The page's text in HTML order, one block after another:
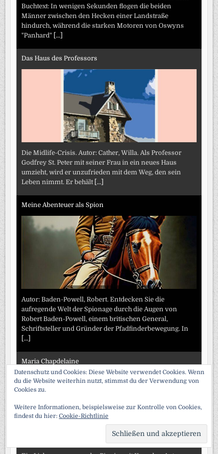
Buchtext: In wenigen Sekunden flogen die beiden
Männer zwischen den Hecken einer Landstraße
hindurch, während die starken Motoren von Oswyns
"Panhard" [...]
Das Haus des Professors
Die Midlife-Crisis. Autor: Cather, Willa. Als Professor
Godfrey St. Peter mit seiner Frau in ein neues Haus
umzieht, wird er unzufrieden mit dem Weg, den sein
Leben nimmt. Er behält [...]
Meine Abenteuer als Spion
Autor: Baden-Powell, Robert. Entdecken Sie die
aufregende Welt der Spionage durch die Augen von
Robert Baden-Powell, einem britischen General,
Schriftsteller und Gründer der Pfadfinderbewegung. In
[...]
Maria Chapdelaine
Datenschutz und Cookies: Diese Website verwendet Cookies. Wenn
du die Website weiterhin nutzt, stimmst du der Verwendung von
Cookies zu.
Weitere Informationen, beispielsweise zur Kontrolle von Cookies,
findest du hier: Cookie-Richtlinie
TO
TOP